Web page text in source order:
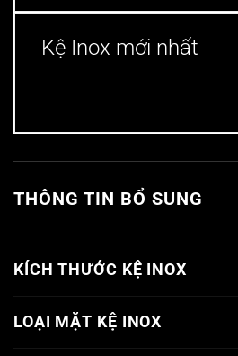
Kệ Inox mới nhất
THÔNG TIN BỔ SUNG
KÍCH THƯỚC KỆ INOX
LOẠI MẶT KỆ INOX